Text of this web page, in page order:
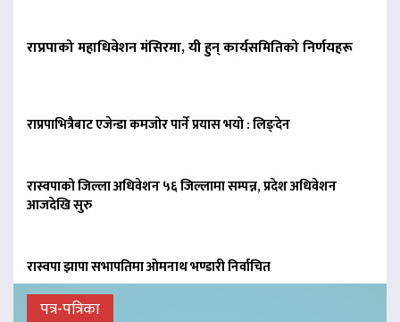
राप्रपाको महाधिवेशन मंसिरमा, यी हुन् कार्यसमितिको निर्णयहरू
राप्रपाभित्रैबाट एजेन्डा कमजोर पार्ने प्रयास भयो : लिङ्देन
रास्वपाको जिल्ला अधिवेशन ५६ जिल्लामा सम्पन्न, प्रदेश अधिवेशन
आजदेखि सुरु
रास्वपा झापा सभापतिमा ओमनाथ भण्डारी निर्वाचित
पत्र-पत्रिका